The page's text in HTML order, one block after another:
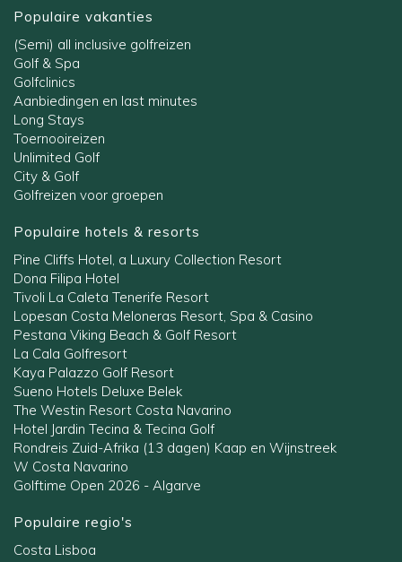
Populaire vakanties
(Semi) all inclusive golfreizen
Golf & Spa
Golfclinics
Aanbiedingen en last minutes
Long Stays
Toernooireizen
Unlimited Golf
City & Golf
Golfreizen voor groepen
Populaire hotels & resorts
Pine Cliffs Hotel, a Luxury Collection Resort
Dona Filipa Hotel
Tivoli La Caleta Tenerife Resort
Lopesan Costa Meloneras Resort, Spa & Casino
Pestana Viking Beach & Golf Resort
La Cala Golfresort
Kaya Palazzo Golf Resort
Sueno Hotels Deluxe Belek
The Westin Resort Costa Navarino
Hotel Jardin Tecina & Tecina Golf
Rondreis Zuid-Afrika (13 dagen) Kaap en Wijnstreek
W Costa Navarino
Golftime Open 2026 - Algarve
Populaire regio's
Costa Lisboa